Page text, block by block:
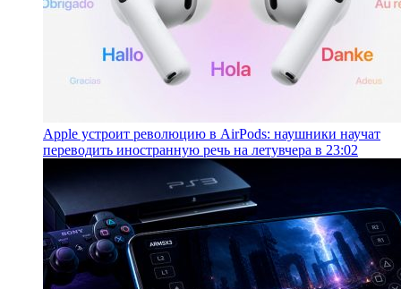
Apple устроит революцию в AirPods: наушники научат
переводить иностранную речь на летувчера в 23:02